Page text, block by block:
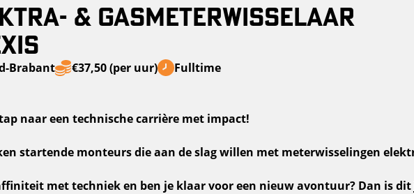
& gasmeterwisselaar
Brabant €37,50 (per uur) Fulltime
naar een technische carrière met impact!
startende monteurs die aan de slag willen met meterwisselingen
met techniek en ben je klaar voor een nieuw avontuur? Dan is